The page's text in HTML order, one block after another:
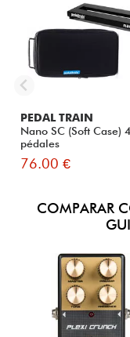
PEDAL TRAIN
Nano SC (Soft Case) 4
pédales
76.00 €
COMPARAR